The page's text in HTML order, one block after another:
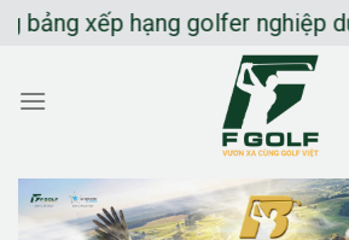
Chuyển
dung
xếp hạng golfer nghiệp dư